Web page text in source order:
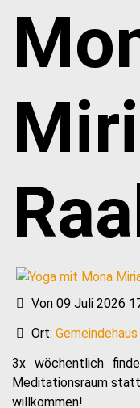
Von 09 Juli 2026
Ort:
3x wöchentlich
Meditationsraum
willkommen!